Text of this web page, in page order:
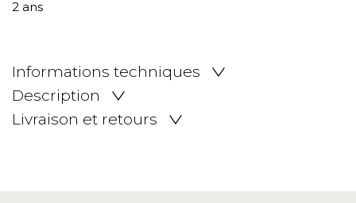
Informations techniques
Description
Livraison et retours